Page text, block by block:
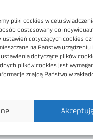
pliki cookies w celu
dostosowany do
ustawień dotyczących cookies
na Państwa urządzeniu
dotyczące plików
plików cookies jest
znajdą Państwo w